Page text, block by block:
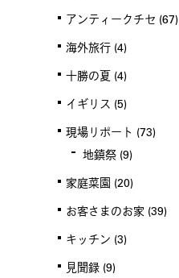
アンティークチセ (67)
海外旅行 (4)
十勝の夏 (4)
イギリス (5)
現場リポート (73)
地鎮祭 (9)
家庭菜園 (20)
お客さまのお家 (39)
キッチン (3)
見聞録 (9)